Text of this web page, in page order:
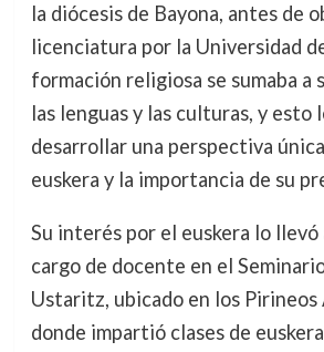
la diócesis de Bayona, antes de
licenciatura por la Universidad
formación religiosa se sumaba a
las lenguas y las culturas, y esto
desarrollar una perspectiva
euskera y la importancia de su
Su interés por el euskera lo llevó
cargo de docente en el
Ustaritz, ubicado en los
donde impartió clases de